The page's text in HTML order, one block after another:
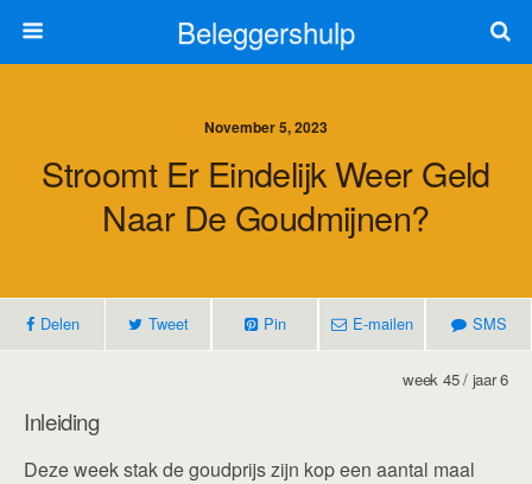
Beleggershulp
November 5, 2023
Stroomt Er Eindelijk Weer Geld
Naar De Goudmijnen?
Delen Tweet Pin E-mailen SMS
week 45 / jaar 6
Inleiding
Deze week stak de goudprijs zijn kop een aantal maal